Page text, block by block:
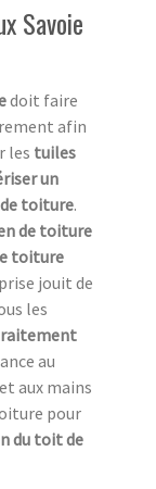
Savoie
doit faire
afin
les tuiles
un
toiture.
de toiture
toiture
jouit de
les
au
et aux mains
pour
du toit de